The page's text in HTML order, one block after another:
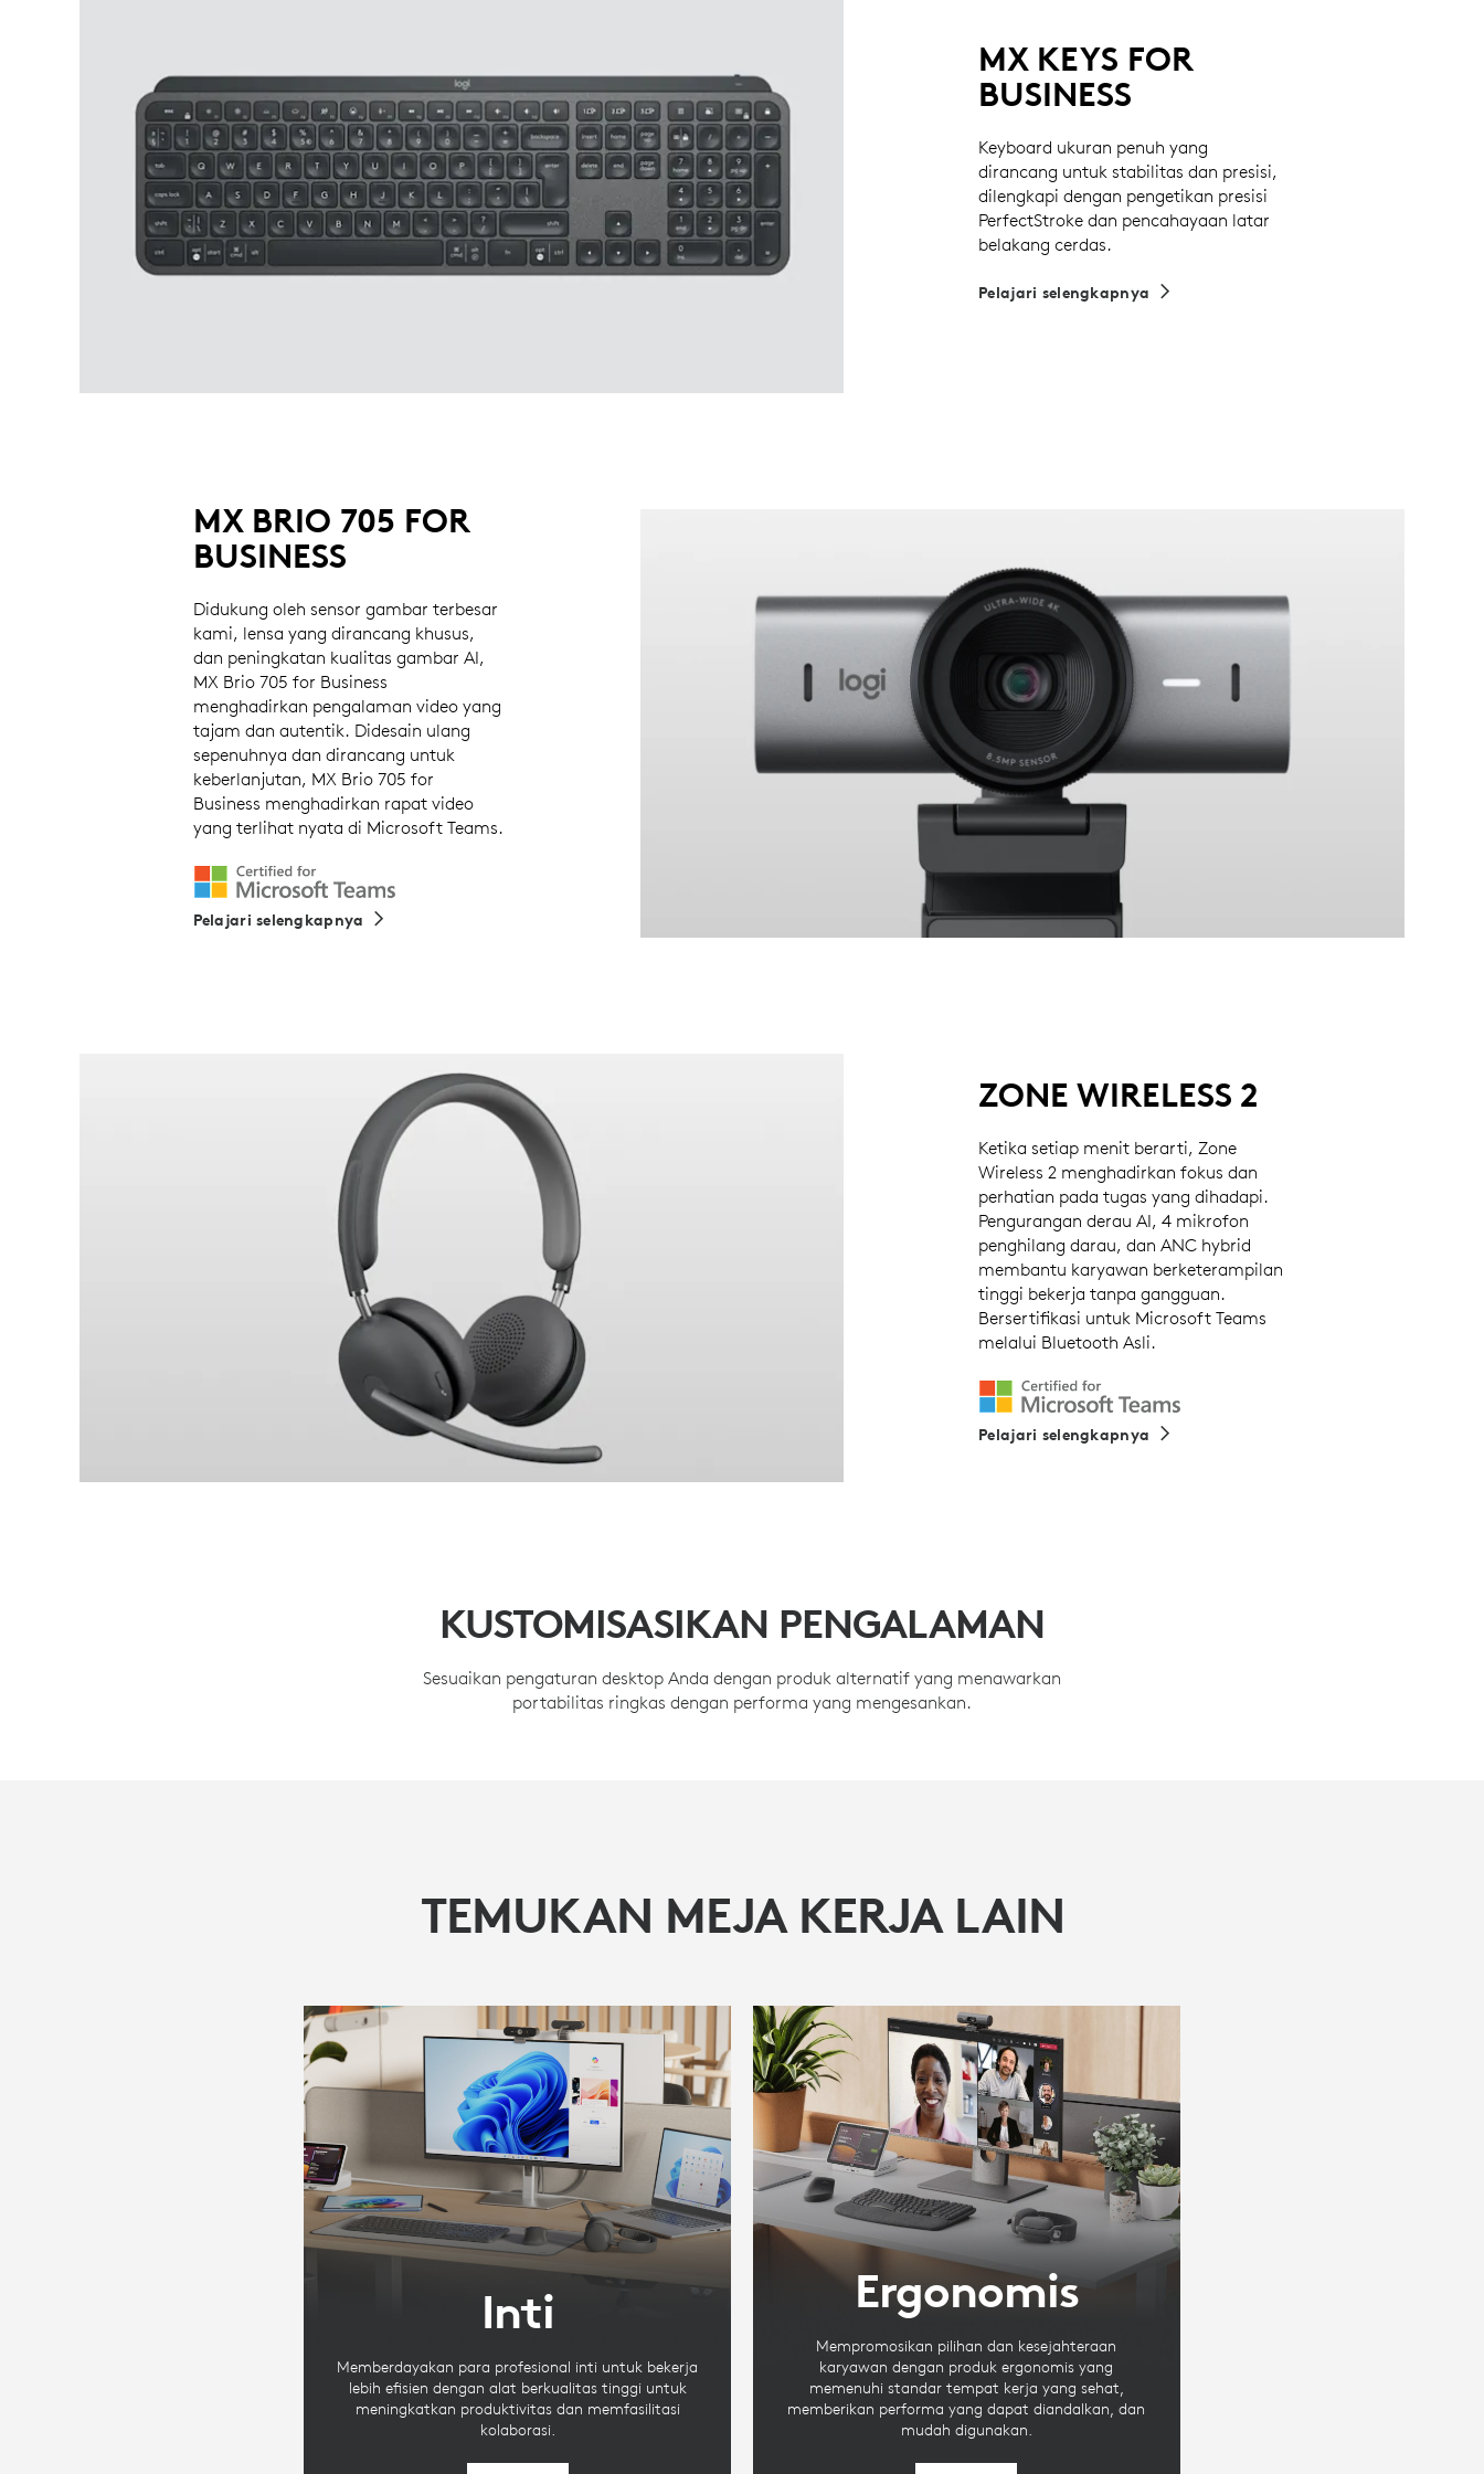
MX KEYS FOR
BUSINESS
Keyboard ukuran penuh yang
dirancang untuk stabilitas dan presisi,
dilengkapi dengan pengetikan presisi
PerfectStroke dan pencahayaan latar
belakang cerdas.
Pelajari selengkapnya
MX BRIO 705 FOR
BUSINESS
Didukung oleh sensor gambar terbesar
kami, lensa yang dirancang khusus,
dan peningkatan kualitas gambar AI,
MX Brio 705 for Business
menghadirkan pengalaman video yang
tajam dan autentik. Didesain ulang
sepenuhnya dan dirancang untuk
keberlanjutan, MX Brio 705 for
Business menghadirkan rapat video
yang terlihat nyata di Microsoft Teams.
Pelajari selengkapnya
ZONE WIRELESS 2
Ketika setiap menit berarti, Zone
Wireless 2 menghadirkan fokus dan
perhatian pada tugas yang dihadapi.
Pengurangan derau AI, 4 mikrofon
penghilang darau, dan ANC hybrid
membantu karyawan berketerampilan
tinggi bekerja tanpa gangguan.
Bersertifikasi untuk Microsoft Teams
melalui Bluetooth Asli.
Pelajari selengkapnya
KUSTOMISASIKAN PENGALAMAN
Sesuaikan pengaturan desktop Anda dengan produk alternatif yang menawarkan
portabilitas ringkas dengan performa yang mengesankan.
TEMUKAN MEJA KERJA LAIN
Inti
Memberdayakan para profesional inti untuk bekerja
lebih efisien dengan alat berkualitas tinggi untuk
meningkatkan produktivitas dan memfasilitasi
kolaborasi.
Ergonomis
Mempromosikan pilihan dan kesejahteraan
karyawan dengan produk ergonomis yang
memenuhi standar tempat kerja yang sehat,
memberikan performa yang dapat diandalkan, dan
mudah digunakan.